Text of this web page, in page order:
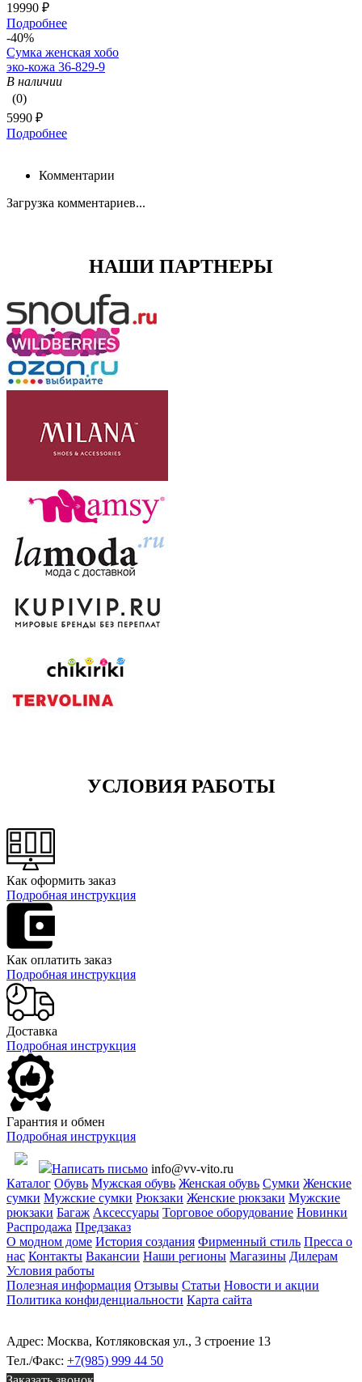
19990 ₽
Подробнее
-40%
Сумка женская хобо
эко-кожа 36-829-9
В наличии
(0)
5990 ₽
Подробнее
Комментарии
Загрузка комментариев...
НАШИ ПАРТНЕРЫ
УСЛОВИЯ РАБОТЫ
Как оформить заказ
Подробная инструкция
Как оплатить заказ
Подробная инструкция
Доставка
Подробная инструкция
Гарантия и обмен
Подробная инструкция
Написать письмо info@vv-vito.ru
Каталог Обувь Мужская обувь Женская обувь Сумки Женские
сумки Мужские сумки Рюкзаки Женские рюкзаки Мужские
рюкзаки Багаж Аксессуары Торговое оборудование Новинки
Распродажа Предзаказ
О модном доме История создания Фирменный стиль Пресса о
нас Контакты Вакансии Наши регионы Магазины Дилерам
Условия работы
Полезная информация Отзывы Статьи Новости и акции
Политика конфиденциальности Карта сайта
Адрес: Москва, Котляковская ул., 3 строение 13
Тел./Факс: +7(985) 999 44 50